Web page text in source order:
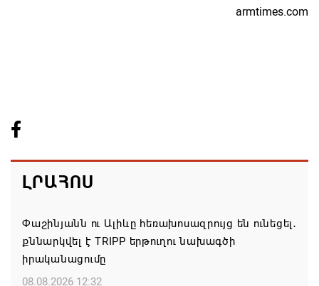
armtimes.com
ԼՐԱՀՈՍ
Փաշինյանն ու Ալիևը հեռախոսազրույց են ունեցել․
քննարկվել է TRIPP երթուղու նախագծի
իրականացումը
08.08.2026 12:32